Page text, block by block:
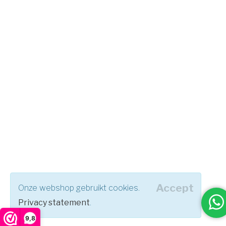
9,8
Accept
Onze webshop gebruikt cookies.
Privacy statement.